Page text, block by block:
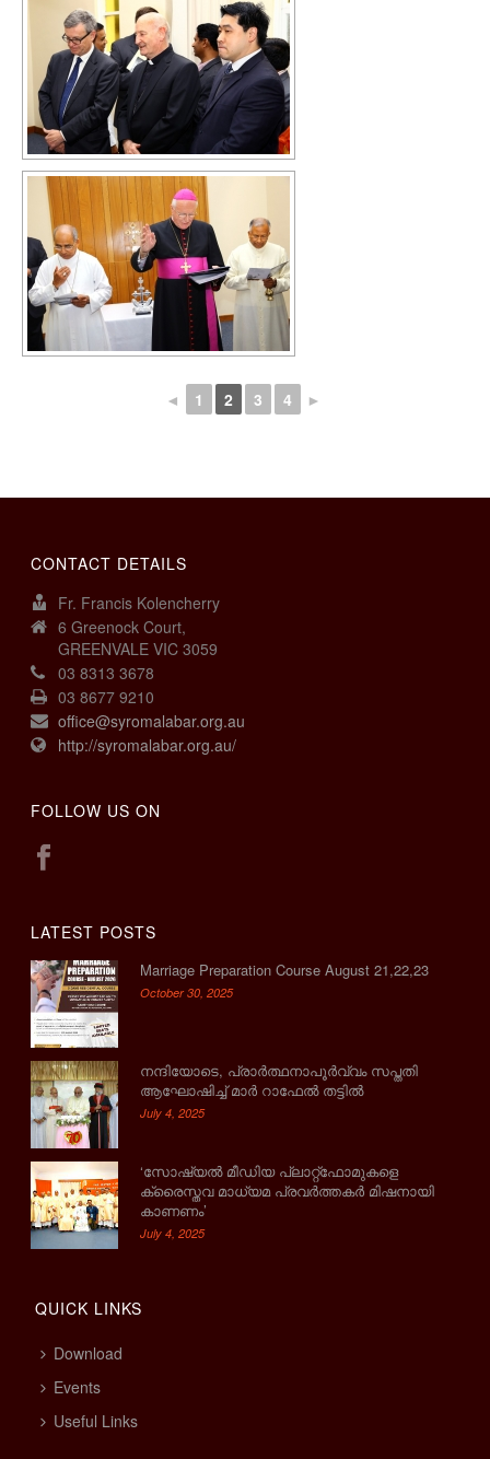
◄ 1 2 3 4 ►
CONTACT DETAILS
Fr. Francis Kolencherry
6 Greenock Court,
GREENVALE VIC 3059
03 8313 3678
03 8677 9210
office@syromalabar.org.au
http://syromalabar.org.au/
FOLLOW US ON
LATEST POSTS
Marriage Preparation Course August 21,22,23
October 30, 2025
നന്ദിയോടെ, പ്രാര്‍ത്ഥനാപൂര്‍വ്വം സപ്തതി
ആഘോഷിച്ച് മാര്‍ റാഫേല്‍ തട്ടില്‍
July 4, 2025
‘സോഷ്യല്‍ മീഡിയ പ്ലാറ്റ്‌ഫോമുകളെ
ക്രൈസ്തവ മാധ്യമ പ്രവര്‍ത്തകര്‍ മിഷനായി
കാണണം’
July 4, 2025
QUICK LINKS
Download
Events
Useful Links